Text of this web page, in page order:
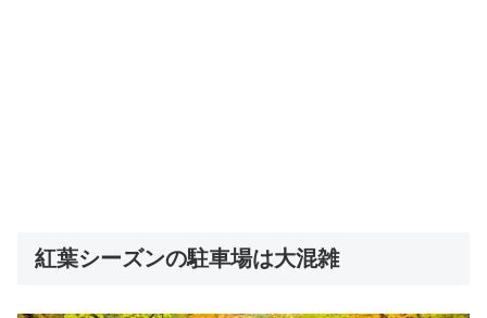
紅葉シーズンの駐車場は大混雑